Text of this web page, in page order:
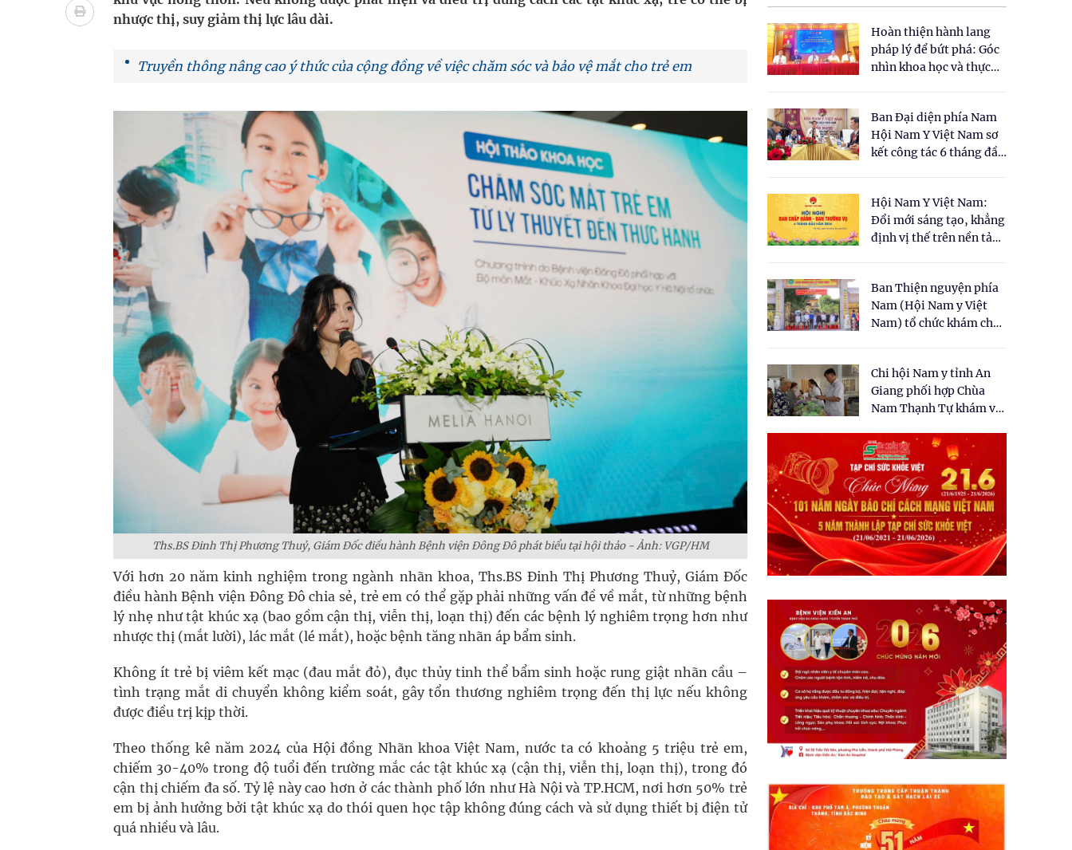
Tổng hợp những cách trị thâm body nách, bẹn, mông cực hiệu quả
TP.HCM: Ra mắt Câu lạc bộ Thầy Thuốc Trẻ phường Phú Thạnh
nhược thị, suy giảm thị lực lâu dài.
Truyền thông nâng cao ý thức của cộng đồng về việc chăm sóc và bảo vệ mắt cho trẻ em
Ths.BS Đinh Thị Phương Thuỷ, Giám Đốc điều hành Bệnh viện Đông Đô phát biểu tại hội thảo - Ảnh: VGP/HM
Với hơn 20 năm kinh nghiệm trong ngành nhãn khoa, Ths.BS Đinh Thị Phương Thuỷ, Giám Đốc
điều hành Bệnh viện Đông Đô chia sẻ, trẻ em có thể gặp phải những vấn đề về mắt, từ những bệnh
lý nhẹ như tật khúc xạ (bao gồm cận thị, viễn thị, loạn thị) đến các bệnh lý nghiêm trọng hơn như
nhược thị (mắt lười), lác mắt (lé mắt), hoặc bệnh tăng nhãn áp bẩm sinh.
Không ít trẻ bị viêm kết mạc (đau mắt đỏ), đục thủy tinh thể bẩm sinh hoặc rung giật nhãn cầu –
tình trạng mắt di chuyển không kiểm soát, gây tổn thương nghiêm trọng đến thị lực nếu không
được điều trị kịp thời.
Theo thống kê năm 2024 của Hội đồng Nhãn khoa Việt Nam, nước ta có khoảng 5 triệu trẻ em,
chiếm 30-40% trong độ tuổi đến trường mắc các tật khúc xạ (cận thị, viễn thị, loạn thị), trong đó
cận thị chiếm đa số. Tỷ lệ này cao hơn ở các thành phố lớn như Hà Nội và TP.HCM, nơi hơn 50% trẻ
em bị ảnh hưởng bởi tật khúc xạ do thói quen học tập không đúng cách và sử dụng thiết bị điện tử
quá nhiều và lâu.
Hoàn thiện hành lang
pháp lý để bứt phá: Góc
nhìn khoa học và thực
cho Luật Y dược cổ
truyền Việt Nam"
Ban Đại diện phía Nam
Hội Nam Y Việt Nam sơ
kết công tác 6 tháng đầu
Hội Nam Y Việt Nam:
Đổi mới sáng tạo, khẳng
định vị thế trên nền tảng
Ban Thiện nguyện phía
Nam (Hội Nam y Việt
Nam) tổ chức khám chữa
dân tại xã Tân Tập
Chi hội Nam y tỉnh An
Giang phối hợp Chùa
Nam Thạnh Tự khám và
nhân dân